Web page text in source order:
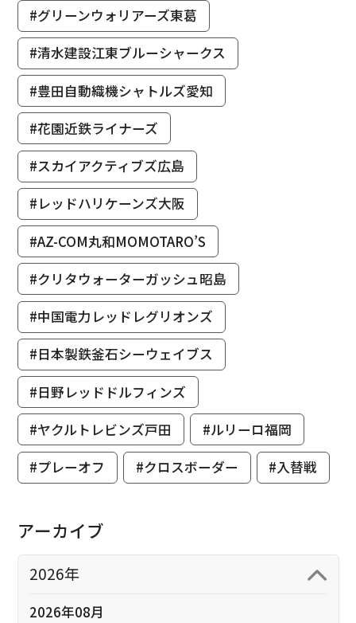
#グリーンウォリアーズ東葛
#清水建設江東ブルーシャークス
#豊田自動織機シャトルズ愛知
#花園近鉄ライナーズ
#スカイアクティブズ広島
#レッドハリケーンズ大阪
#AZ-COM丸和MOMOTARO’S
#クリタウォーターガッシュ昭島
#中国電力レッドレグリオンズ
#日本製鉄釜石シーウェイブス
#日野レッドドルフィンズ
#ヤクルトレビンズ戸田
#ルリーロ福岡
#プレーオフ
#クロスボーダー #入替戦
アーカイブ
2026年
2026年08月